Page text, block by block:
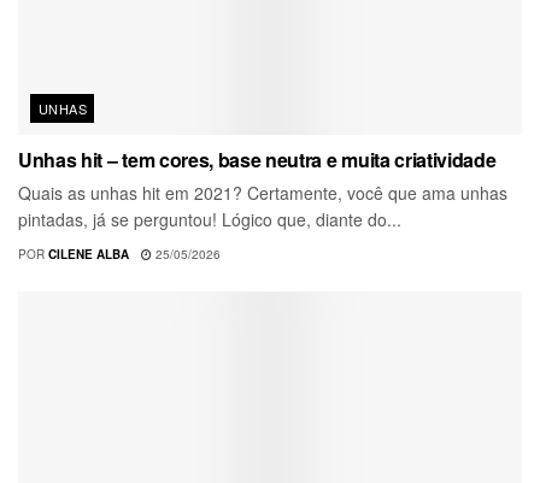
UNHAS
Unhas hit – tem cores, base neutra e muita criatividade
Quais as unhas hit em 2021? Certamente, você que ama unhas
pintadas, já se perguntou! Lógico que, diante do...
POR CILENE ALBA 25/05/2026